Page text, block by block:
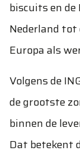
biscuits en
Nederland tot
Europa als
Volgens de
de grootste
binnen de
Dat betekent